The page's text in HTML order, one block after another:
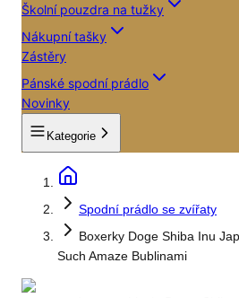
Školní pouzdra na tužky
Nákupní tašky
Zástěry
Pánské spodní prádlo
Novinky
Kategorie
Spodní prádlo se zvířaty
Boxerky Doge Shiba Inu
Such Amaze Bublinami